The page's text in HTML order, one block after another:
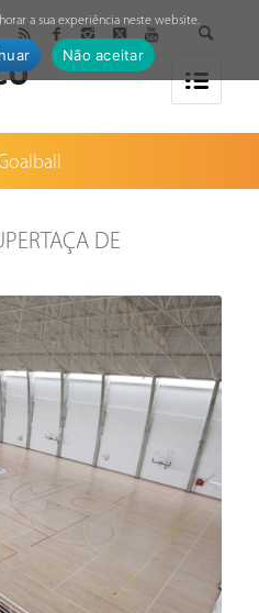
DE
a sua experiência neste website.
Não aceitar